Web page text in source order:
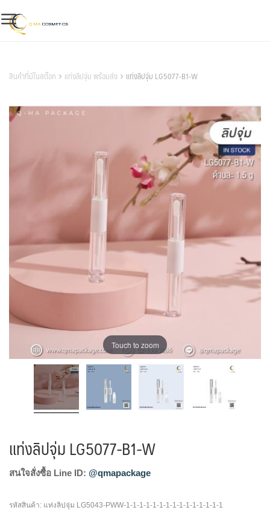
to
content
สินค้าที่มีในสต๊อก แท่งลิปจุ่ม พร้อมส่ง แท่งลิปจุ่ม LG5077-B1-W
Touch to zoom
แท่งลิปจุ่ม LG5077-B1-W
สนใจสั่งซื้อ Line ID: @qmapackage
รหัสสินค้า: แท่งลิปจุ่ม LG5043-PWW-1-1-1-1-1-1-1-1-1-1-1-1-1-1-1